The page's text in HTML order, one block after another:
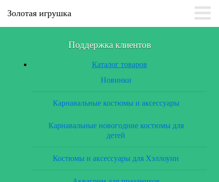
Золотая игрушка
Поддержка клиентов
Каталог товаров
Новинки
Карнавальные костюмы и аксессуары
Карнавальные новогодние костюмы для
детей
Костюмы и аксессуары для Хэллоуин